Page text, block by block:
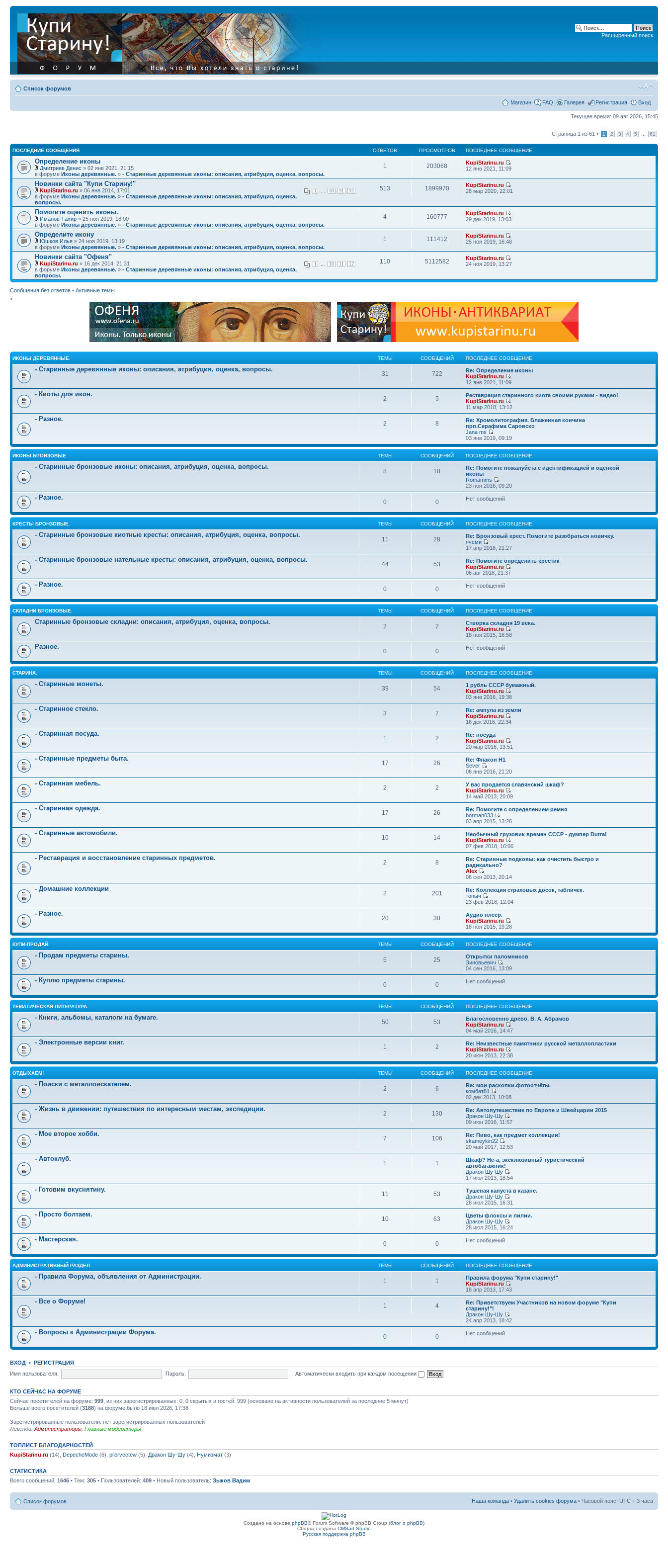
Расширенный поиск
Список форумов
Магазин FAQ Галерея Регистрация Вход
Текущее время: 09 авг 2026, 15:45
Страница 1 из 61 • 1 2 3 4 5 61
ПОСЛЕДНИЕ СООБЩЕНИЯ ОТВЕТОВ ПРОСМОТРОВ ПОСЛЕДНЕЕ СООБЩЕНИЕ
Определение иконы
Дмитриев Денис » 02 янв 2021, 21:15
в форуме Иконы деревянные. » - Старинные деревянные иконы: описания, атрибуция, оценка, вопросы.
1 203068
KupiStarinu.ru
12 янв 2021, 11:09
Новинки сайта "Купи Старину!"
1 50 51 52
KupiStarinu.ru » 06 янв 2014, 17:01
в форуме Иконы деревянные. » - Старинные деревянные иконы: описания, атрибуция, оценка,
вопросы.
513 1899970
KupiStarinu.ru
28 мар 2020, 22:01
Помогите оценить иконы.
Иманов Тахир » 25 ноя 2019, 16:00
в форуме Иконы деревянные. » - Старинные деревянные иконы: описания, атрибуция, оценка, вопросы.
4 160777
KupiStarinu.ru
29 дек 2019, 13:03
Определите икону
Юшков Илья » 24 ноя 2019, 13:19
в форуме Иконы деревянные. » - Старинные деревянные иконы: описания, атрибуция, оценка, вопросы.
1 111412
KupiStarinu.ru
25 ноя 2019, 16:48
Новинки сайта "Офеня"
1 10 11 12
KupiStarinu.ru » 16 дек 2014, 21:31
в форуме Иконы деревянные. » - Старинные деревянные иконы: описания, атрибуция, оценка,
вопросы.
110 5112582
KupiStarinu.ru
24 ноя 2019, 13:27
Сообщения без ответов • Активные темы
<
ИКОНЫ ДЕРЕВЯННЫЕ. ТЕМЫ СООБЩЕНИЙ ПОСЛЕДНЕЕ СООБЩЕНИЕ
- Старинные деревянные иконы: описания, атрибуция, оценка, вопросы.
31 722
Re: Определение иконы
KupiStarinu.ru
12 янв 2021, 11:09
- Киоты для икон.
2 5
Реставрация старинного киота своими руками - видео!
KupiStarinu.ru
11 мар 2018, 13:12
- Разное.
2 8
Re: Хромолитография. Блаженная кончина
прп.Серафима Саровско
Jana ms
03 янв 2019, 09:19
ИКОНЫ БРОНЗОВЫЕ. ТЕМЫ СООБЩЕНИЙ ПОСЛЕДНЕЕ СООБЩЕНИЕ
- Старинные бронзовые иконы: описания, атрибуция, оценка, вопросы.
8 10
Re: Помогите пожалуйста с идентификацией и оценкой
иконы
Romamms
23 ноя 2016, 09:20
- Разное.
0 0 Нет сообщений
КРЕСТЫ БРОНЗОВЫЕ. ТЕМЫ СООБЩЕНИЙ ПОСЛЕДНЕЕ СООБЩЕНИЕ
- Старинные бронзовые киотные кресты: описания, атрибуция, оценка, вопросы.
11 28
Re: Бронзовый крест. Помогите разобраться новичку.
ячсми
17 апр 2018, 21:27
- Старинные бронзовые нательные кресты: описания, атрибуция, оценка, вопросы.
44 53
Re: Помогите определить крестик
KupiStarinu.ru
06 авг 2018, 21:37
- Разное.
0 0 Нет сообщений
СКЛАДНИ БРОНЗОВЫЕ. ТЕМЫ СООБЩЕНИЙ ПОСЛЕДНЕЕ СООБЩЕНИЕ
Старинные бронзовые складни: описания, атрибуция, оценка, вопросы.
2 2
Створка складня 19 века.
KupiStarinu.ru
18 ноя 2015, 18:58
Разное.
0 0 Нет сообщений
СТАРИНА. ТЕМЫ СООБЩЕНИЙ ПОСЛЕДНЕЕ СООБЩЕНИЕ
- Старинные монеты.
39 54
1 рубль СССР бумажный.
KupiStarinu.ru
03 янв 2016, 19:38
- Старинное стекло.
3 7
Re: ампула из земли
KupiStarinu.ru
16 дек 2016, 22:34
- Старинная посуда.
1 2
Re: посуда
KupiStarinu.ru
20 мар 2016, 13:51
- Старинные предметы быта.
17 26
Re: Флакон Н1
Sever
08 янв 2016, 21:20
- Старинная мебель.
2 2
У вас продается славянский шкаф?
KupiStarinu.ru
14 май 2013, 20:09
- Старинная одежда.
17 26
Re: Помогите с определением ремня
borman033
03 апр 2015, 13:28
- Старинные автомобили.
10 14
Необычный грузовик времен СССР - думпер Dutra!
KupiStarinu.ru
07 фев 2018, 16:06
- Реставрация и восстановление старинных предметов.
2 8
Re: Старинные подковы: как очистить быстро и
радикально?
Alex
06 сен 2013, 20:14
- Домашние коллекции
2 201
Re: Коллекция страховых досок, табличек.
топыч
23 фев 2018, 12:04
- Разное.
20 30
Аудио плеер.
KupiStarinu.ru
18 ноя 2015, 19:28
КУПИ-ПРОДАЙ. ТЕМЫ СООБЩЕНИЙ ПОСЛЕДНЕЕ СООБЩЕНИЕ
- Продам предметы старины.
5 25
Открытки паломников
Зиновьевич
04 сен 2016, 13:09
- Куплю предметы старины.
0 0 Нет сообщений
ТЕМАТИЧЕСКАЯ ЛИТЕРАТУРА. ТЕМЫ СООБЩЕНИЙ ПОСЛЕДНЕЕ СООБЩЕНИЕ
- Книги, альбомы, каталоги на бумаге.
50 53
Благословенно древо. В. А. Абрамов
KupiStarinu.ru
04 май 2016, 14:47
- Электронные версии книг.
1 2
Re: Неизвестные памятники русской металлопластики
KupiStarinu.ru
20 июн 2013, 22:38
ОТДЫХАЕМ! ТЕМЫ СООБЩЕНИЙ ПОСЛЕДНЕЕ СООБЩЕНИЕ
- Поиски с металлоискателем.
2 6
Re: мои раскопки.фотоотчёты.
комбат81
02 дек 2013, 10:08
- Жизнь в движении: путешествия по интересным местам, экспедиции.
2 130
Re: Автопутешествие по Европе и Швейцарии 2015
Дракон Шу-Шу
09 июн 2016, 11:57
- Мое второе хобби.
7 106
Re: Пиво, как предмет коллекции!
skameykin22
20 май 2017, 12:53
- Автоклуб.
1 1
Шкаф? Не-а, эксклюзивный туристический
автобагажник!
Дракон Шу-Шу
17 июл 2013, 18:54
- Готовим вкуснятину.
11 53
Тушеная капуста в казане.
Дракон Шу-Шу
28 июл 2015, 16:31
- Просто болтаем.
10 63
Цветы флоксы и лилии.
Дракон Шу-Шу
28 июл 2015, 16:24
- Мастерская.
0 0 Нет сообщений
АДМИНИСТРАТИВНЫЙ РАЗДЕЛ. ТЕМЫ СООБЩЕНИЙ ПОСЛЕДНЕЕ СООБЩЕНИЕ
- Правила Форума, объявления от Администрации.
1 1
Правила форума "Купи старину!"
KupiStarinu.ru
18 апр 2013, 17:43
- Все о Форуме!
1 4
Re: Приветствуем Участников на новом форуме "Купи
старину!"!
Дракон Шу-Шу
24 апр 2013, 18:42
- Вопросы к Администрации Форума.
0 0 Нет сообщений
ВХОД • РЕГИСТРАЦИЯ
Имя пользователя:
Пароль: |Автоматически входить при каждом посещении
КТО СЕЙЧАС НА ФОРУМЕ
Сейчас посетителей на форуме: 999 , из них зарегистрированных: 0, 0 скрытых и гостей: 999 (основано на активности пользователей за последние 5 минут)
Больше всего посетителей (3188) на форуме было 18 июл 2026, 17:38
Зарегистрированные пользователи: нет зарегистрированных пользователей
Легенда: Администраторы Главные модераторы
ТОПЛИСТ БЛАГОДАРНОСТЕЙ
KupiStarinu.ru (14), DepecheMode (6), prervectew (5), Дракон Шу-Шу (4), Нумизмат (3)
СТАТИСТИКА
Всего сообщений: 1646 • Тем: 305 • Пользователей: 409 • Новый пользователь: Зыков Вадим
Список форумов Наша команда • Удалить cookies форума • Часовой пояс: UTC + 3 часа
Создано на основе phpBB® Forum Software © phpBB Group (блог о phpBB)
Сборка создана CMSart Studio
Русская поддержка phpBB